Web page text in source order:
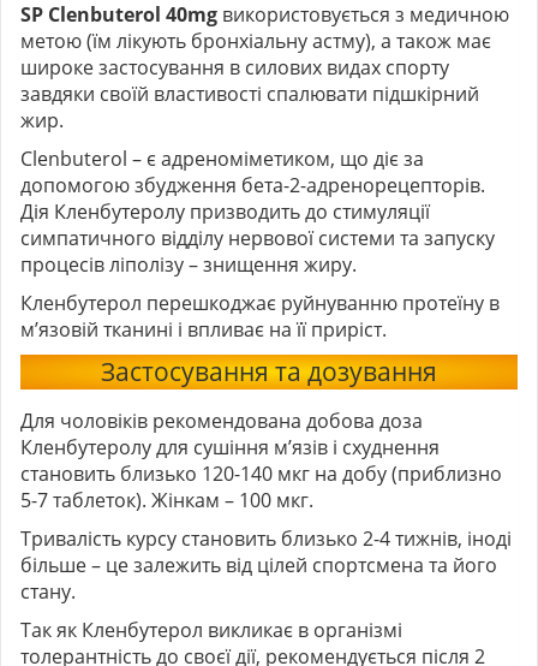
SP Clenbuterol 40mg використовується з медичною
метою (їм лікують бронхіальну астму), а також має
широке застосування в силових видах спорту
завдяки своїй властивості спалювати підшкірний
жир.
Clenbuterol – є адреноміметиком, що діє за
допомогою збудження бета-2-адренорецепторів.
Дія Кленбутеролу призводить до стимуляції
симпатичного відділу нервової системи та запуску
процесів ліполізу – знищення жиру.
Кленбутерол перешкоджає руйнуванню протеїну в
м’язовій тканині і впливає на її приріст.
Застосування та дозування
Для чоловіків рекомендована добова доза
Кленбутеролу для сушіння м’язів і схуднення
становить близько 120-140 мкг на добу (приблизно
5-7 таблеток). Жінкам – 100 мкг.
Тривалість курсу становить близько 2-4 тижнів, іноді
більше – це залежить від цілей спортсмена та його
стану.
Так як Кленбутерол викликає в організмі
толерантність до своєї дії, рекомендується після 2